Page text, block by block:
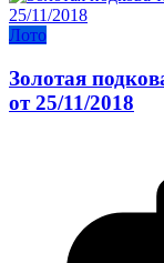
Лото
Золотая
от 25/11/2018